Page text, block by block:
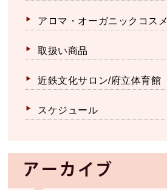
アロマ・オーガニックコスメ
取扱い商品
近鉄文化サロン/府立体育館
スケジュール
アーカイブ